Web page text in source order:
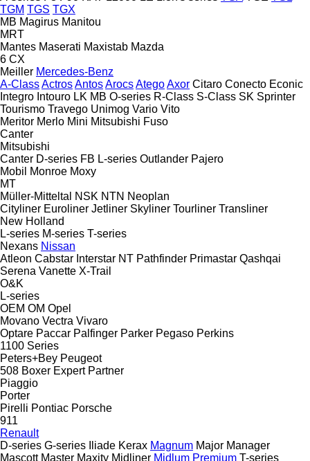
TGM TGS TGX
MB Magirus Manitou
MRT
Mantes Maserati Maxistab Mazda
6 CX
Meiller Mercedes-Benz
A-ClassActrosAntosArocsAtegoAxor Citaro Conecto Econic
Integro Intouro LK MB O-series R-Class S-Class SK Sprinter
Tourismo Travego Unimog Vario Vito
Meritor Merlo Mini Mitsubishi Fuso
Canter
Mitsubishi
Canter D-series FB L-series Outlander Pajero
Mobil
Monroe Moxy
MT
Müller-Mitteltal
NSK NTN Neoplan
Cityliner Euroliner Jetliner Skyliner Tourliner Transliner
New Holland
L-series M-series T-series
Nexans Nissan
Atleon Cabstar Interstar NT Pathfinder Primastar Qashqai
Serena Vanette X-Trail
O&K
L-series
OEM OM Opel
Movano Vectra Vivaro
Optare Paccar Palfinger Parker Pegaso Perkins
1100 Series
Peters+Bey Peugeot
508 Boxer Expert Partner
Piaggio
Porter
Pirelli Pontiac Porsche
911
Renault
D-series G-series Iliade Kerax Magnum Major Manager
Mascott Master Maxity Midliner Midlum Premium T-series